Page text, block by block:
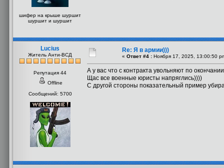
шифер на крыше шуршит
шуршит и шуршит
Lucius
Житель Анти-ВСД
Репутация 44
Offline
Сообщений: 5700
Re: Я в армии)))
« Ответ #4 : Ноября 17, 2025, 13:00:50
А у вас что с контракта увольняют по
Щас все военные юристы напряглись))))
С другой стороны показательный пример